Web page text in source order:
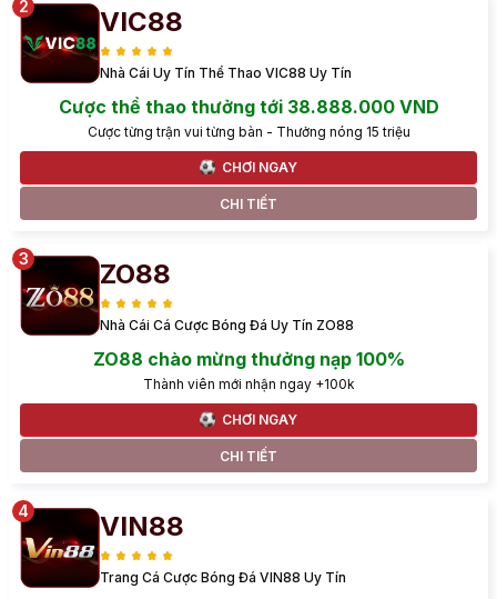
VIC88
Nhà Cái Uy Tín Thể Thao VIC88 Uy Tín
Cược thể thao thưởng tới 38.888.000 VND
Cược từng trận vui từng bàn - Thưởng nóng 15 triệu
CHƠI NGAY
CHI TIẾT
ZO88
Nhà Cái Cá Cược Bóng Đá Uy Tín ZO88
ZO88 chào mừng thưởng nạp 100%
Thành viên mới nhận ngay +100k
CHƠI NGAY
CHI TIẾT
VIN88
Trang Cá Cược Bóng Đá VIN88 Uy Tín